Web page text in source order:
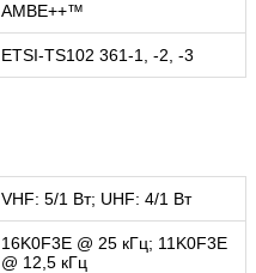
AMBE++™
ETSI-TS102 361-1, -2, -3
VHF: 5/1 Вт; UHF: 4/1 Вт
16K0F3E @ 25 кГц; 11K0F3E
@ 12,5 кГц